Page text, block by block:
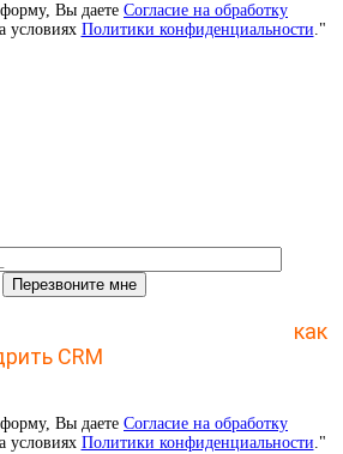
Вы даете Согласие на обработку
условиях Политики конфиденциальности."
как
CRM
Вы даете Согласие на обработку
условиях Политики конфиденциальности."